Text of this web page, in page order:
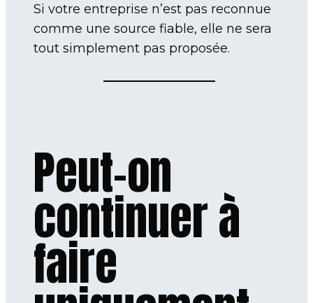
Si votre entreprise n’est pas reconnue
comme une source fiable, elle ne sera
tout simplement pas proposée.
Peut-on
continuer à
faire